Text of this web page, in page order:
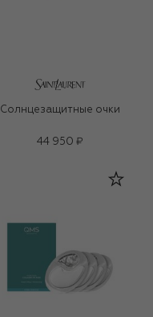
Солнцезащитные очки
44 950 ₽